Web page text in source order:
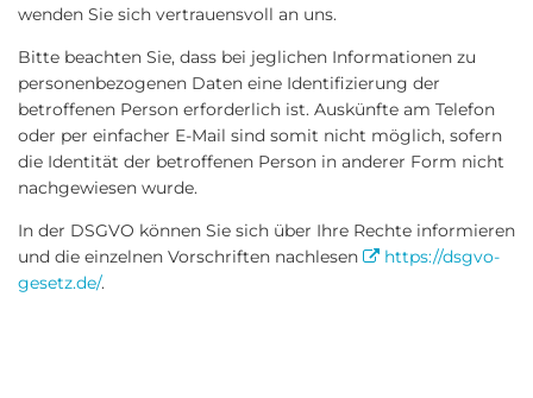
wenden Sie sich vertrauensvoll an uns.
Bitte beachten Sie, dass bei jeglichen Informationen zu
personenbezogenen Daten eine Identifizierung der
betroffenen Person erforderlich ist. Auskünfte am Telefon
oder per einfacher E-Mail sind somit nicht möglich, sofern
die Identität der betroffenen Person in anderer Form nicht
nachgewiesen wurde.
In der DSGVO können Sie sich über Ihre Rechte informieren
und die einzelnen Vorschriften nachlesen
https://dsgvo-
gesetz.de/.